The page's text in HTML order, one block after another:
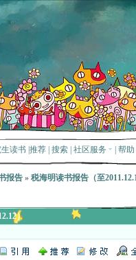
读书 推荐 搜索 社区服务 帮助
报告 » 税海明读书报告（至
）